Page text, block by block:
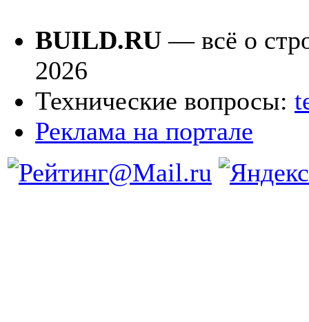
BUILD.RU — всё о
2026
Технические вопросы:
Реклама на портале